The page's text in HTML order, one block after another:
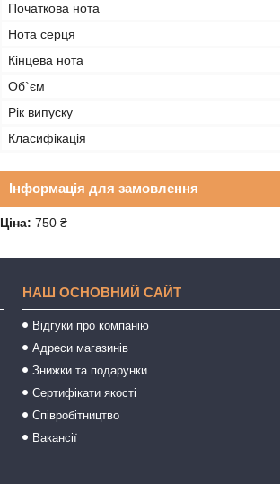
Початкова нота
Нота серця
Кінцева нота
Об`єм
Рік випуску
Класифікація
Інформація для замовлення
Ціна: 750 ₴
НАШ ОСНОВНИЙ САЙТ
Відгуки про компанію
Адреси магазинів
Знижки та подарунки
Сертифікати якості
Співробітництво
Вакансії